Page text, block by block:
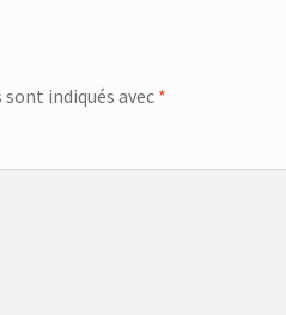
indiqués avec*